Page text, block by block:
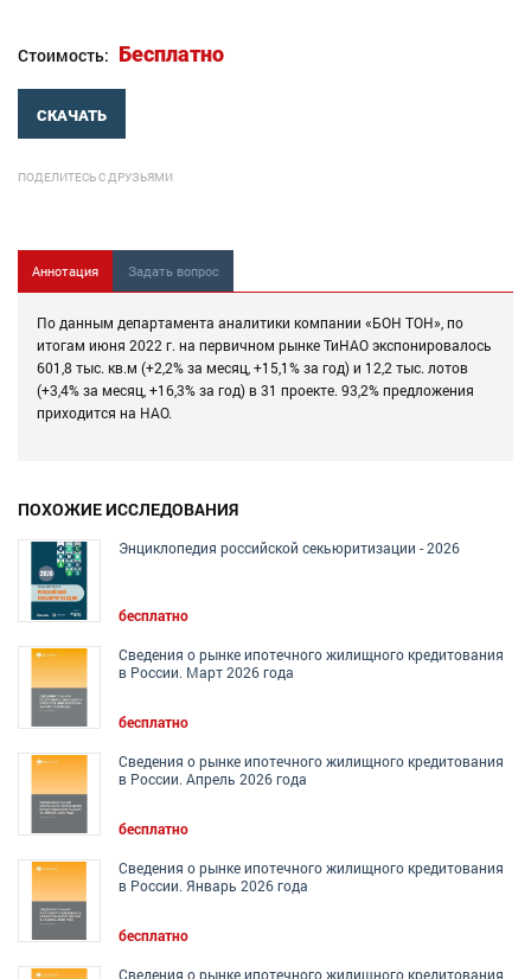
Стоимость: Бесплатно
СКАЧАТЬ
ПОДЕЛИТЕСЬ С ДРУЗЬЯМИ
Аннотация Задать вопрос
По данным департамента аналитики компании «БОН ТОН», по
итогам июня 2022 г. на первичном рынке ТиНАО экспонировалось
601,8 тыс. кв.м (+2,2% за месяц, +15,1% за год) и 12,2 тыс. лотов
(+3,4% за месяц, +16,3% за год) в 31 проекте. 93,2% предложения
приходится на НАО.
ПОХОЖИЕ ИССЛЕДОВАНИЯ
Энциклопедия российской секьюритизации - 2026
бесплатно
Сведения о рынке ипотечного жилищного кредитования
в России. Март 2026 года
бесплатно
Сведения о рынке ипотечного жилищного кредитования
в России. Апрель 2026 года
бесплатно
Сведения о рынке ипотечного жилищного кредитования
в России. Январь 2026 года
бесплатно
Сведения о рынке ипотечного жилищного кредитования